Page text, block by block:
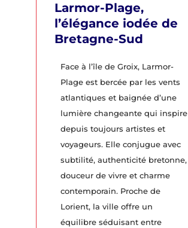
Larmor-Plage,
l’élégance iodée de
Bretagne-Sud
Face à l’île de Groix, Larmor-
Plage est bercée par les vents
atlantiques et baignée d’une
lumière changeante qui inspire
depuis toujours artistes et
voyageurs. Elle conjugue avec
subtilité, authenticité bretonne,
douceur de vivre et charme
contemporain. Proche de
Lorient, la ville offre un
équilibre séduisant entre